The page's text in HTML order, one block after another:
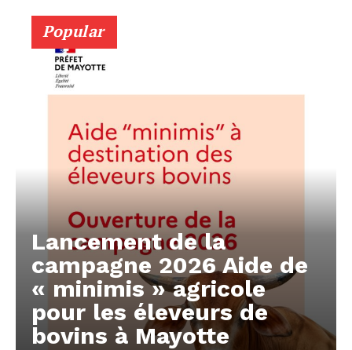
Popular
Lancement de la
campagne 2026 Aide de
« minimis » agricole
pour les éleveurs de
bovins à Mayotte